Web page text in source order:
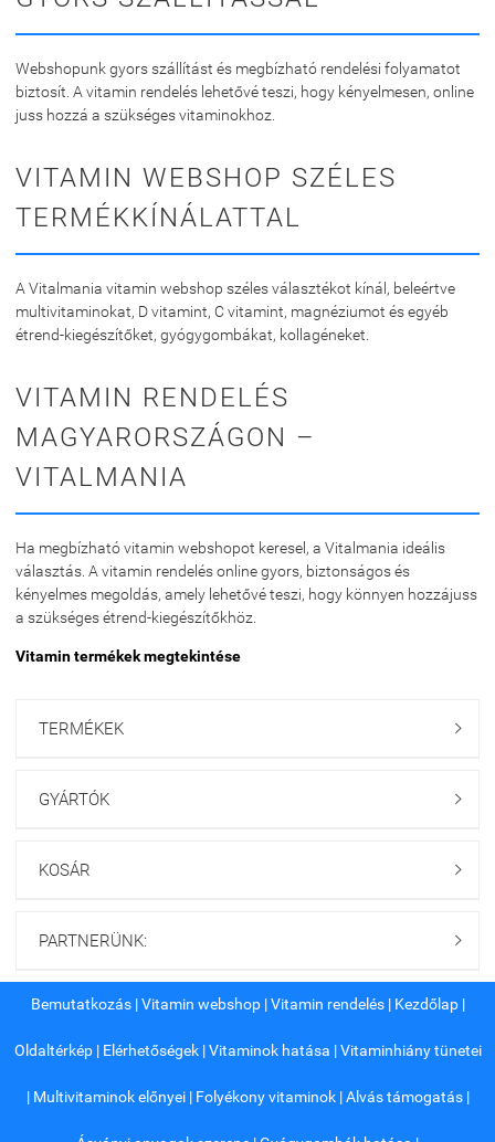
Webshopunk gyors szállítást és megbízható rendelési folyamatot
biztosít. A vitamin rendelés lehetővé teszi, hogy kényelmesen, online
juss hozzá a szükséges vitaminokhoz.
VITAMIN WEBSHOP SZÉLES
TERMÉKKÍNÁLATTAL
A Vitalmania vitamin webshop széles választékot kínál, beleértve
multivitaminokat, D vitamint, C vitamint, magnéziumot és egyéb
étrend-kiegészítőket, gyógygombákat, kollagéneket.
VITAMIN RENDELÉS
MAGYARORSZÁGON –
VITALMANIA
Ha megbízható vitamin webshopot keresel, a Vitalmania ideális
választás. A vitamin rendelés online gyors, biztonságos és
kényelmes megoldás, amely lehetővé teszi, hogy könnyen hozzájuss
a szükséges étrend-kiegészítőkhöz.
Vitamin termékek megtekintése
TERMÉKEK 
GYÁRTÓK 
KOSÁR 
PARTNERÜNK: 
Bemutatkozás|Vitamin webshop|Vitamin rendelés| Kezdőlap|
Oldaltérkép| Elérhetőségek|Vitaminok hatása |Vitaminhiány tünetei
| Multivitaminok előnyei| Folyékony vitaminok|Alvás támogatás|